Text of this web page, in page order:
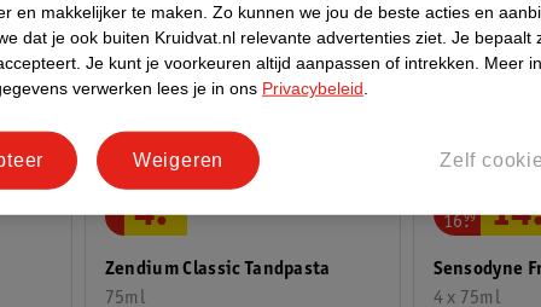
Zendium Classic Tandpasta
75ml
4.
Sensodyne
4 x 75ml
16.
99 14
en makkelijker te maken. Zo kunnen we jou de beste acties en
dat je ook buiten Kruidvat.nl relevante advertenties ziet. Je bepaalt
Je kunt je voorkeuren altijd aanpassen of intrekken.
Meer
verwerken lees je in ons Privacybeleid
Zelf
Weigeren